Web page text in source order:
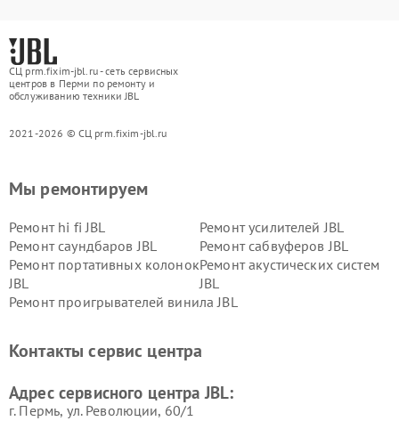
СЦ prm.fixim-jbl.ru - сеть сервисных
центров в Перми по ремонту и
обслуживанию техники JBL
2021-2026 © СЦ prm.fixim-jbl.ru
Мы ремонтируем
Ремонт hi fi JBL
Ремонт усилителей JBL
Ремонт саундбаров JBL
Ремонт сабвуферов JBL
Ремонт портативных колонок
JBL
Ремонт акустических систем
JBL
Ремонт проигрывателей винила JBL
Контакты сервис центра
Адрес сервисного центра JBL:
г. Пермь, ул. ​Революции, 60/1